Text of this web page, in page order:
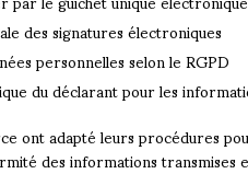
des signatures électroniques
personnelles selon le RGPD
du déclarant pour les
ont adapté leurs procédures
des informations transmises